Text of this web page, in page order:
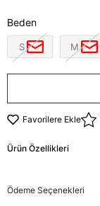
Beden
S M
Favorilere Ekle
Ürün Özellikleri
Ödeme Seçenekleri